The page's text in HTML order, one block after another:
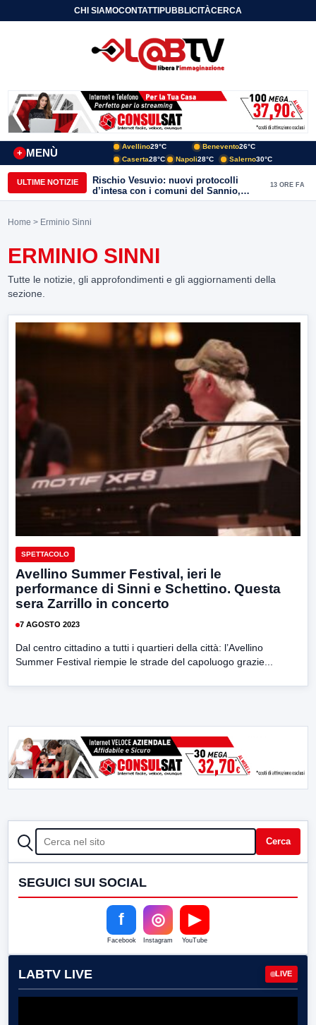
CHI SIAMOCONTATTIPUBBLICITÀCERCA
MENÙ
+
Avellino29°C Benevento26°C
Caserta28°C Napoli28°C Salerno30°C
ULTIME NOTIZIE
Rischio Vesuvio: nuovi protocolli
d’intesa con i comuni del Sannio,
firmato il protocollo con Arpaise
13 ORE FA
Home > Erminio Sinni
ERMINIO SINNI
Tutte le notizie, gli approfondimenti e gli aggiornamenti della
sezione.
SPETTACOLO
Avellino Summer Festival, ieri le
performance di Sinni e Schettino. Questa
sera Zarrillo in concerto
7 AGOSTO 2023
Dal centro cittadino a tutti i quartieri della città: l’Avellino
Summer Festival riempie le strade del capoluogo grazie...
CERCA Cerca
SEGUICI SUI SOCIAL
f
Facebook
◎
Instagram
▶
YouTube
LABTV LIVE LIVE